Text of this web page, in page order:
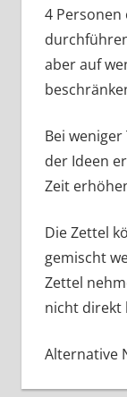
4 Personen
aber auf
Bei
der Ideen
Zeit
Die Zettel
gemischt
Zettel
nicht direkt
Alternative